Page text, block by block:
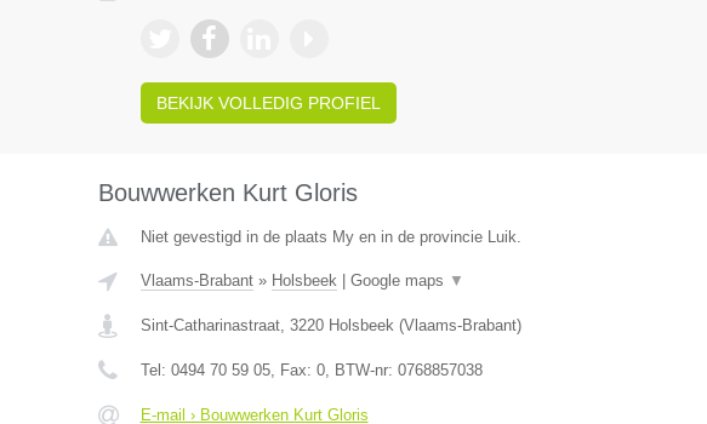
BEKIJK VOLLEDIG PROFIEL
Bouwwerken Kurt Gloris
Niet gevestigd in de plaats My en in de provincie Luik.
Vlaams-Brabant» Holsbeek| Google maps ▼
Sint-Catharinastraat, 3220 Holsbeek(Vlaams-Brabant)
Tel: 0494 70 59 05, Fax: 0, BTW-nr: 0768857038
E-mail › Bouwwerken Kurt Gloris